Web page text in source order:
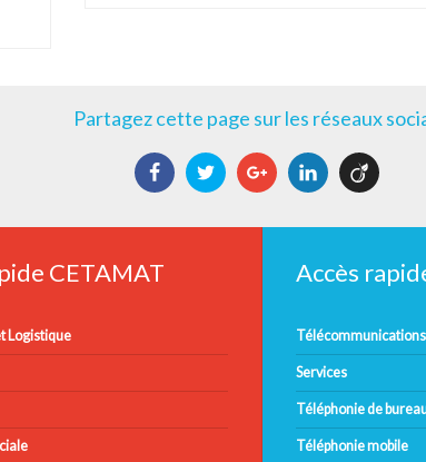
Partagez cette page sur les réseaux
FacebookTwitter Google+LinkedIn
CETAMAT
Logistique
Accès
Services
Téléphonie de
Téléphonie mobile